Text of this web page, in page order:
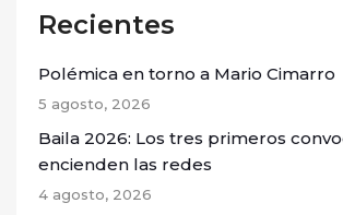
Recientes
Polémica en torno a Mario Cimarro
5 agosto, 2026
Baila 2026: Los tres primeros
encienden las redes
4 agosto, 2026